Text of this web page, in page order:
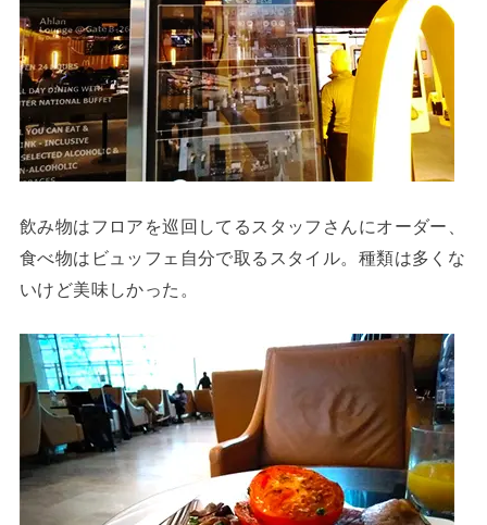
飲み物はフロアを巡回してるスタッフさんにオーダー、
食べ物はビュッフェ自分で取るスタイル。種類は多くな
いけど美味しかった。